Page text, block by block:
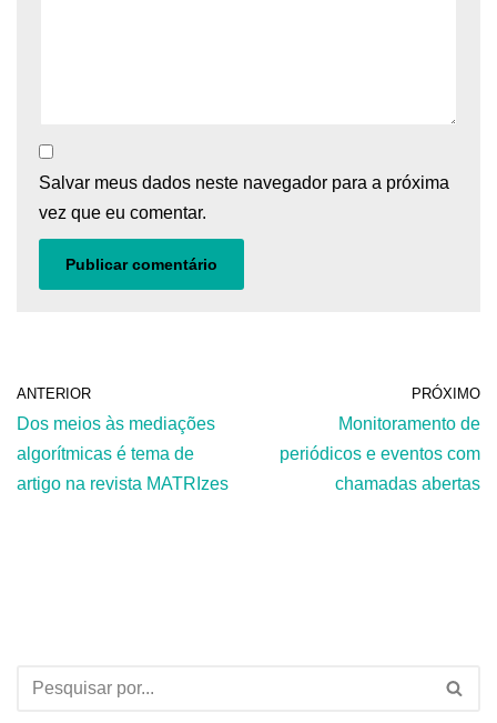
Salvar meus dados neste navegador para a próxima
vez que eu comentar.
ANTERIOR
Dos meios às mediações
algorítmicas é tema de
artigo na revista MATRIzes
PRÓXIMO
Monitoramento de
periódicos e eventos com
chamadas abertas